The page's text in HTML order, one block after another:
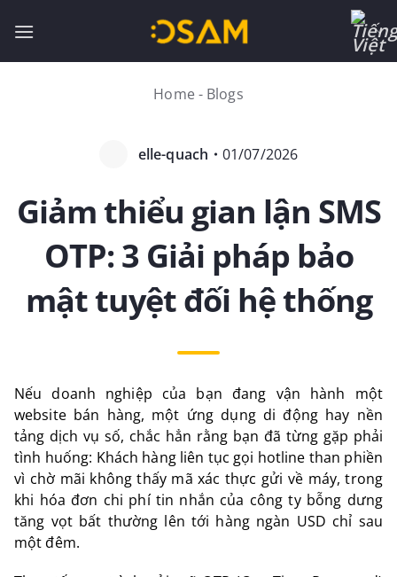
qua
Home- Blogs
elle-quach ・01/07/2026
Giảm thiểu gian lận SMS
OTP: 3 Giải pháp bảo
mật tuyệt đối hệ thống
Nếu doanh nghiệp của bạn đang vận hành một
website bán hàng, một ứng dụng di động hay nền
tảng dịch vụ số, chắc hẳn rằng bạn đã từng gặp phải
tình huống: Khách hàng liên tục gọi hotline than phiền
vì chờ mãi không thấy mã xác thực gửi về máy, trong
khi hóa đơn chi phí tin nhắn của công ty bỗng dưng
tăng vọt bất thường lên tới hàng ngàn USD chỉ sau
một đêm.